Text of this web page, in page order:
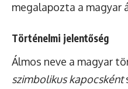
megalapozta a magyar
Történelmi jelentőség
Álmos neve a magyar
szimbolikus kapocsként